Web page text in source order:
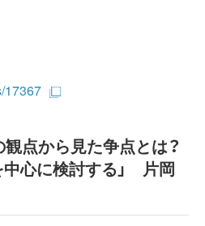
17367
観点から見た争点とは？
心に検討する」 片岡